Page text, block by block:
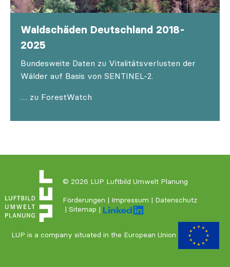
Waldschäden Deutschland 2018-
2025
Bundesweite Daten zu Vitalitätsverlusten der
Wälder auf Basis von SENTINEL-2.
… zu ForestWatch
© 2026 LUP Luftbild Umwelt Planung
Förderungen
Impressum
Datenschutz
Sitemap
LUP is a company situated in the European Union